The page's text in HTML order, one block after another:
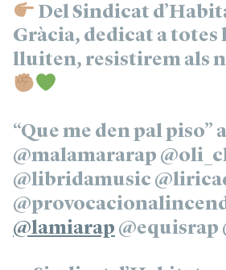
Del Sindicat
Gràcia, dedicat a totes
lluiten, resistirem als
“Que me den pal piso”
@malamararap
@libridamusic
@lamiarap @equisrap